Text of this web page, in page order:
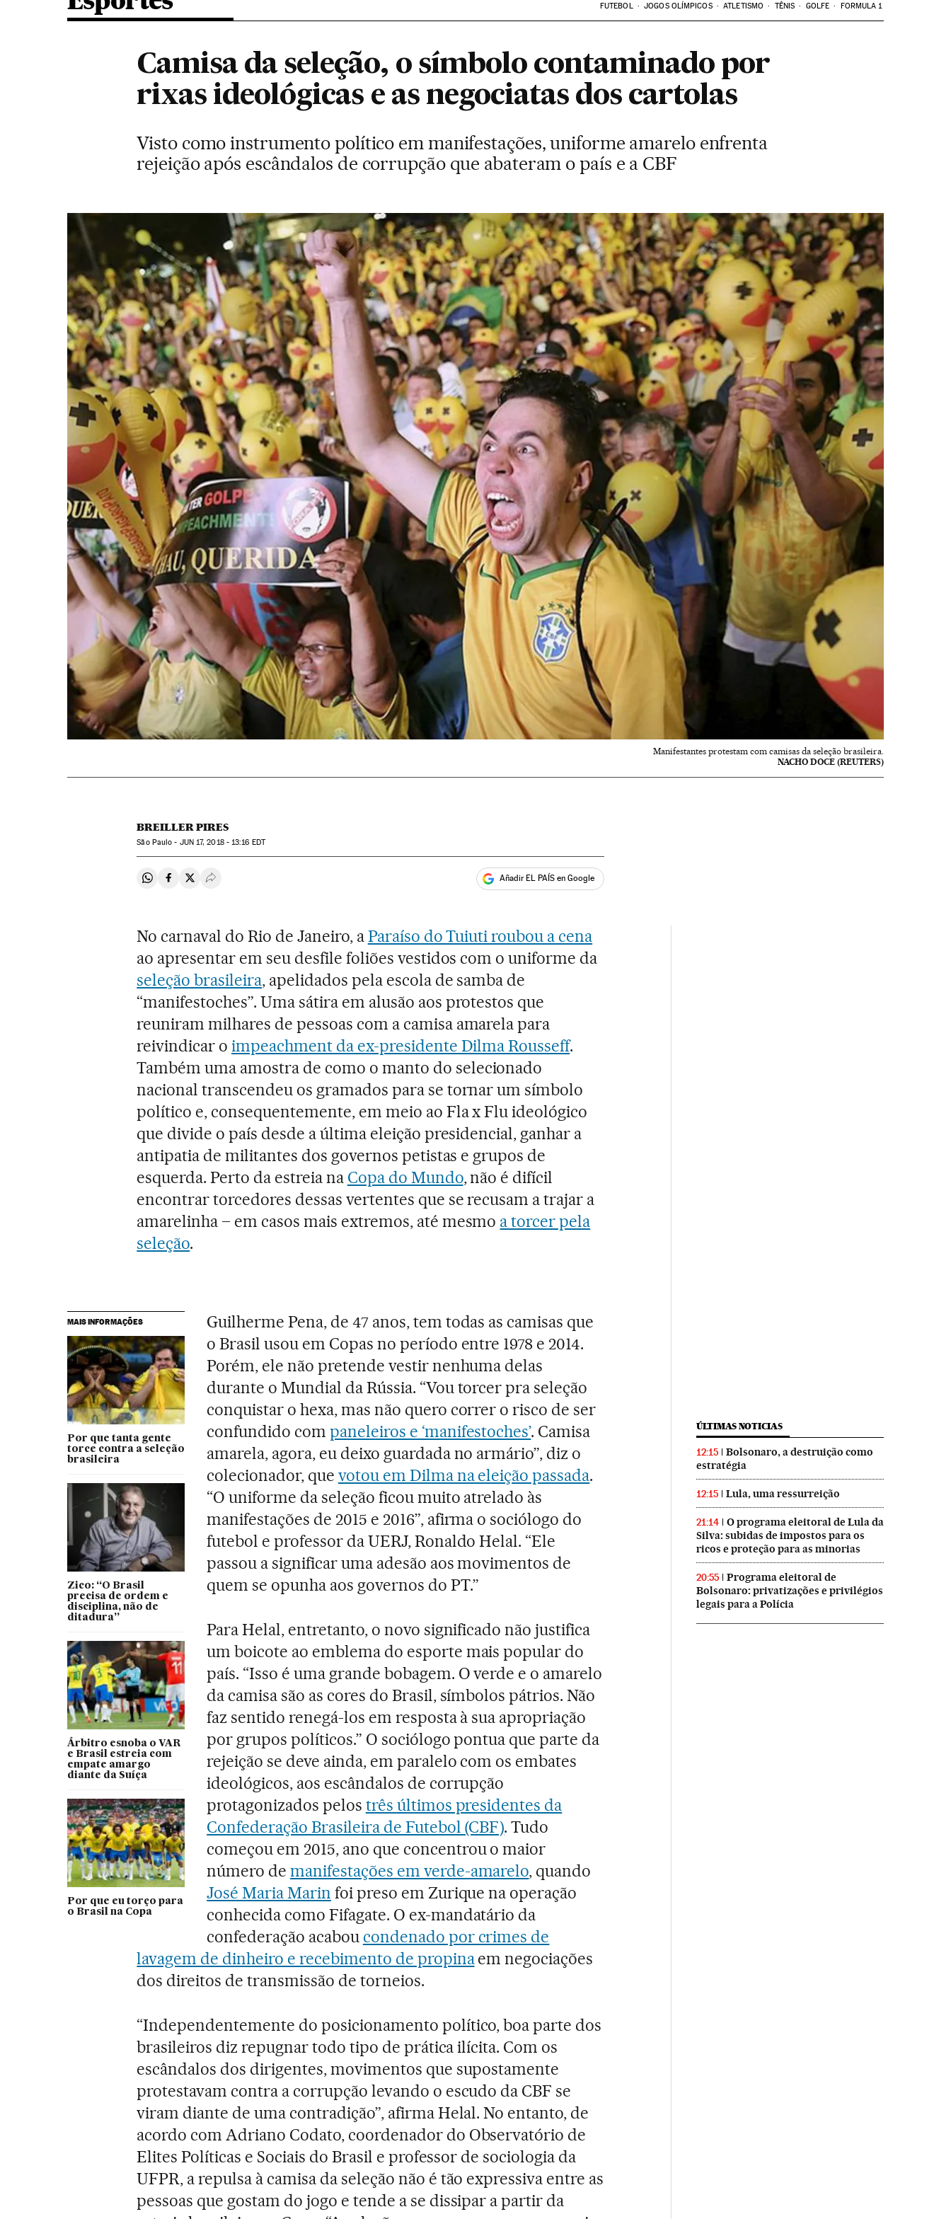
FUTEBOL JOGOS OLÍMPICOS ATLETISMO TÊNIS GOLFE FORMULA 1
Camisa da seleção, o símbolo contaminado por
rixas ideológicas e as negociatas dos cartolas
Visto como instrumento político em manifestações, uniforme amarelo enfrenta
rejeição após escândalos de corrupção que abateram o país e a CBF
Manifestantes protestam com camisas da seleção brasileira.
NACHO DOCE (REUTERS)
BREILLER PIRES
São Paulo - JUN17, 2018 - 13:16 EDT
Compartir en Whatsapp
Compartir en Facebook
Compartir en Twitter
Desplegar Redes Sociales Añadir EL PAÍS en Google
No carnaval do Rio de Janeiro, aParaíso do Tuiuti roubou a cena
ao apresentar em seu desfile foliões vestidos com o uniforme da
seleção brasileira, apelidados pela escola de samba de
“manifestoches”. Uma sátira em alusão aos protestos que
reuniram milhares de pessoas com a camisa amarela para
reivindicar oimpeachment da ex-presidente Dilma Rousseff.
Também uma amostra de como o manto do selecionado
nacional transcendeu os gramados para se tornar um símbolo
político e, consequentemente, em meio ao Fla x Flu ideológico
que divide o país desde a última eleição presidencial, ganhar a
antipatia de militantes dos governos petistas e grupos de
esquerda. Perto da estreia na Copa do Mundo, não é difícil
encontrar torcedores dessas vertentes que se recusam a trajar a
amarelinha – em casos mais extremos, até mesmo a torcer pela
seleção.
MAIS INFORMAÇÕES
Por que tanta gente
torce contra a seleção
brasileira
Zico: “O Brasil
precisa de ordem e
disciplina, não de
ditadura”
Árbitro esnoba o VAR
e Brasil estreia com
empate amargo
diante da Suíça
Por que eu torço para
o Brasil na Copa
Guilherme Pena, de 47 anos, tem todas as camisas que
o Brasil usou em Copas no período entre 1978 e 2014.
Porém, ele não pretende vestir nenhuma delas
durante o Mundial da Rússia. “Vou torcer pra seleção
conquistar o hexa, mas não quero correr o risco de ser
confundido com paneleiros e ‘manifestoches’. Camisa
amarela, agora, eu deixo guardada no armário”, diz o
colecionador, que votou em Dilma na eleição passada.
“O uniforme da seleção ficou muito atrelado às
manifestações de 2015 e 2016”, afirma o sociólogo do
futebol e professor da UERJ, Ronaldo Helal. “Ele
passou a significar uma adesão aos movimentos de
quem se opunha aos governos do PT.”
Para Helal, entretanto, o novo significado não justifica
um boicote ao emblema do esporte mais popular do
país. “Isso é uma grande bobagem. O verde e o amarelo
da camisa são as cores do Brasil, símbolos pátrios. Não
faz sentido renegá-los em resposta à sua apropriação
por grupos políticos.” O sociólogo pontua que parte da
rejeição se deve ainda, em paralelo com os embates
ideológicos, aos escândalos de corrupção
protagonizados pelos três últimos presidentes da
Confederação Brasileira de Futebol (CBF). Tudo
começou em 2015, ano que concentrou o maior
número de manifestações em verde-amarelo, quando
José Maria Marin foi preso em Zurique na operação
conhecida como Fifagate. O ex-mandatário da
confederação acabou condenado por crimes de
lavagem de dinheiro e recebimento de propinaem negociações
dos direitos de transmissão de torneios.
“Independentemente do posicionamento político, boa parte dos
brasileiros diz repugnar todo tipo de prática ilícita. Com os
escândalos dos dirigentes, movimentos que supostamente
protestavam contra a corrupção levando o escudo da CBF se
viram diante de uma contradição”, afirma Helal. No entanto, de
acordo com Adriano Codato, coordenador do Observatório de
Elites Políticas e Sociais do Brasil e professor de sociologia da
UFPR, a repulsa à camisa da seleção não é tão expressiva entre as
pessoas que gostam do jogo e tende a se dissipar a partir da
ÚLTIMAS NOTICIAS
12:15
Bolsonaro, a destruição como
estratégia
12:15 Lula, uma ressurreição
21:14
O programa eleitoral de Lula da
Silva: subidas de impostos para os
ricos e proteção para as minorias
20:55
Programa eleitoral de
Bolsonaro: privatizações e privilégios
legais para a Polícia